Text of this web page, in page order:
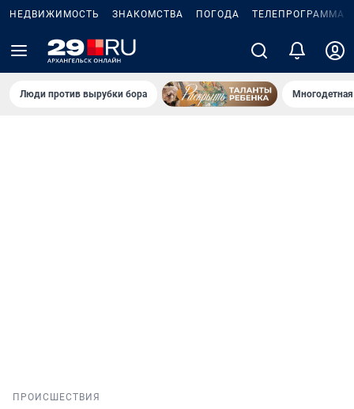
НЕДВИЖИМОСТЬ ЗНАКОМСТВА ПОГОДА ТЕЛЕПРОГРАММА
Люди против вырубки бора
ПРОИСШЕСТВИЯ